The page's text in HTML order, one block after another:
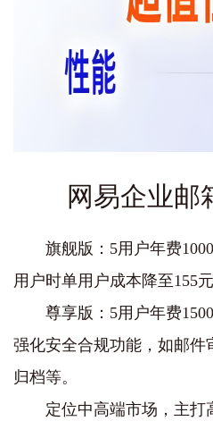
网易企业邮
旗舰版‌：5用户年费‌
用户时单用户成本降至‌155
尊享版‌：5用户年费‌
强化安全合规功能，如邮件
归档等。
定位中高端市场，主打‌